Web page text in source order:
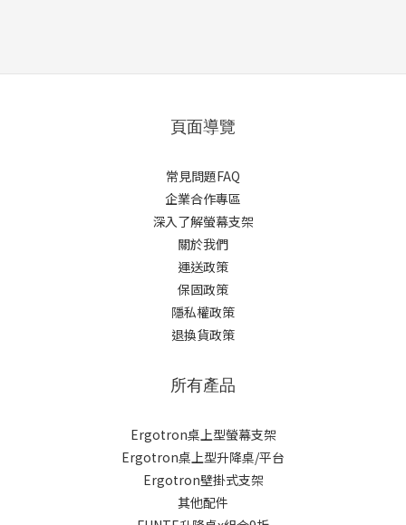
頁面導覽
常見問題FAQ
企業合作專區
深入了解螢幕支架
關於我們
運送政策
保固政策
隱私權政策
退換貨政策
所有產品
Ergotron桌上型螢幕支架
Ergotron桌上型升降桌/平台
Ergotron壁掛式支架
其他配件